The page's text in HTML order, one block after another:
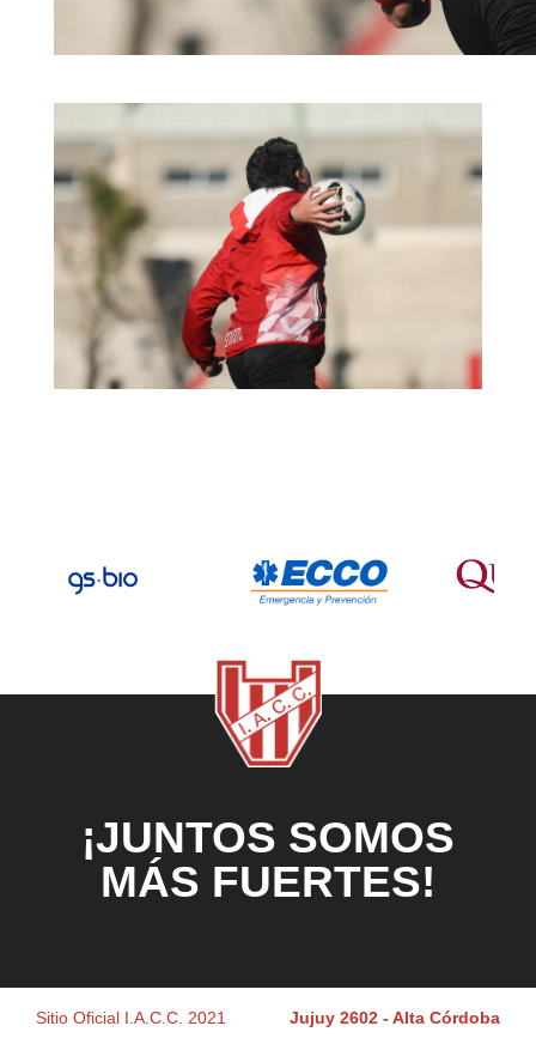
¡JUNTOS SOMOS
MÁS FUERTES!
Sitio Oficial I.A.C.C. 2021 Jujuy 2602 - Alta Córdoba